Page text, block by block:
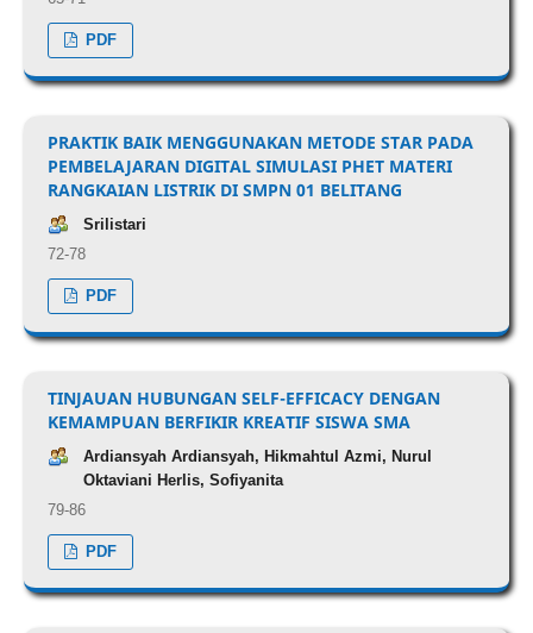
PDF
PRAKTIK BAIK MENGGUNAKAN METODE STAR PADA
PEMBELAJARAN DIGITAL SIMULASI PHET MATERI
RANGKAIAN LISTRIK DI SMPN 01 BELITANG
Srilistari
72-78
PDF
TINJAUAN HUBUNGAN SELF-EFFICACY DENGAN
KEMAMPUAN BERFIKIR KREATIF SISWA SMA
Ardiansyah Ardiansyah, Hikmahtul Azmi, Nurul
Oktaviani Herlis, Sofiyanita
79-86
PDF